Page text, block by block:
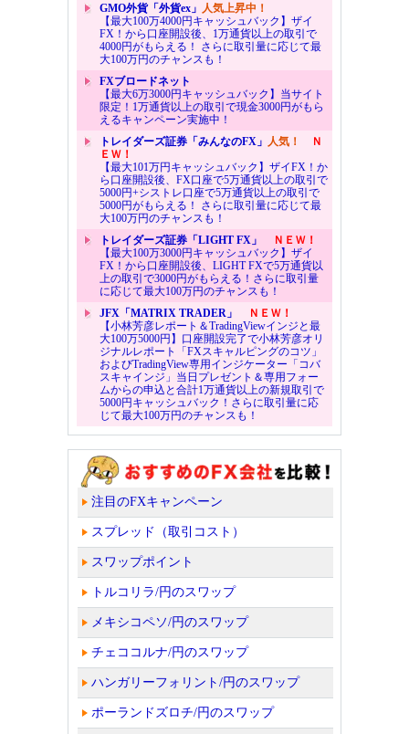
GMO外貨「外貨ex」 人気上昇中！
【最大100万4000円キャッシュバック】ザイ
FX！から口座開設後、1万通貨以上の取引で
4000円がもらえる！ さらに取引量に応じて最
大100万円のチャンスも！
FXブロードネット
【最大6万3000円キャッシュバック】当サイト
限定！1万通貨以上の取引で現金3000円がもら
えるキャンペーン実施中！
トレイダーズ証券「みんなのFX」 人気！
Ｎ
ＥＷ！
【最大101万円キャッシュバック】ザイFX！か
ら口座開設後、FX口座で5万通貨以上の取引で
5000円+シストレ口座で5万通貨以上の取引で
5000円がもらえる！ さらに取引量に応じて最
大100万円のチャンスも！
トレイダーズ証券「LIGHT FX」
ＮＥＷ！
【最大100万3000円キャッシュバック】ザイ
FX！から口座開設後、LIGHT FXで5万通貨以
上の取引で3000円がもらえる！さらに取引量
に応じて最大100万円のチャンスも！
JFX「MATRIX TRADER」
ＮＥＷ！
【小林芳彦レポート＆TradingViewインジと最
大100万5000円】口座開設完了で小林芳彦オリ
ジナルレポート「FXスキャルピングのコツ」
およびTradingView専用インジケーター「コバ
スキャインジ」当日プレゼント＆専用フォー
ムからの申込と合計1万通貨以上の新規取引で
5000円キャッシュバック！さらに取引量に応
じて最大100万円のチャンスも！
注目のFXキャンペーン
スプレッド（取引コスト）
スワップポイント
トルコリラ/円のスワップ
メキシコペソ/円のスワップ
チェココルナ/円のスワップ
ハンガリーフォリント/円のスワップ
ポーランドズロチ/円のスワップ